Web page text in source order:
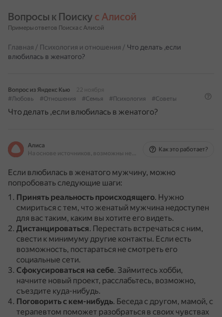
Вопросы к Поиску с Алисой
Примеры ответов Поиска с Алисой
Главная / Психология и отношения / Что делать ,если
влюбилась в женатого?
Вопрос из Яндекс Кью
22 ноября
#Любовь
#Отношения #Семья #Психология #Советы
Что делать ,если влюбилась в женатого?
Алиса
На основе источников, возможны неточности
Как это работает?
Если влюбилась в женатого мужчину, можно
попробовать следующие шаги:
Принять реальность происходящего. Нужно
смириться с тем, что женатый мужчина недоступен
для вас таким, каким вы хотите его видеть.
Дистанцироваться. Перестать встречаться с ним,
свести к минимуму другие контакты. Если есть
возможность, постараться не смотреть его
социальные сети.
Сфокусироваться на себе. Займитесь хобби,
начните новый проект, расслабьтесь, возможно,
съездите куда-нибудь.
Поговорить с кем-нибудь. Беседа с другом, мамой, с
терапевтом поможет разобраться в своих чувствах